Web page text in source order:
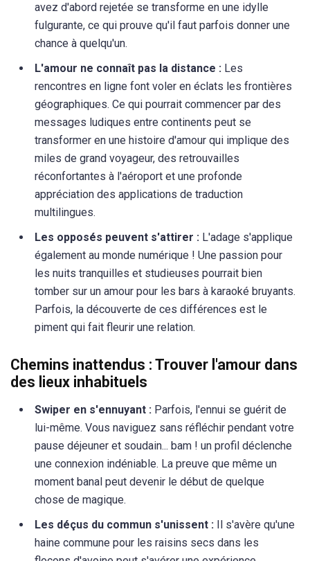
avez d'abord rejetée se transforme en une idylle
fulgurante, ce qui prouve qu'il faut parfois donner une
chance à quelqu'un.
L'amour ne connaît pas la distance : Les
rencontres en ligne font voler en éclats les frontières
géographiques. Ce qui pourrait commencer par des
messages ludiques entre continents peut se
transformer en une histoire d'amour qui implique des
miles de grand voyageur, des retrouvailles
réconfortantes à l'aéroport et une profonde
appréciation des applications de traduction
multilingues.
Les opposés peuvent s'attirer : L'adage s'applique
également au monde numérique ! Une passion pour
les nuits tranquilles et studieuses pourrait bien
tomber sur un amour pour les bars à karaoké bruyants.
Parfois, la découverte de ces différences est le
piment qui fait fleurir une relation.
Chemins inattendus : Trouver l'amour dans
des lieux inhabituels
Swiper en s'ennuyant : Parfois, l'ennui se guérit de
lui-même. Vous naviguez sans réfléchir pendant votre
pause déjeuner et soudain... bam ! un profil déclenche
une connexion indéniable. La preuve que même un
moment banal peut devenir le début de quelque
chose de magique.
Les déçus du commun s'unissent : Il s'avère qu'une
haine commune pour les raisins secs dans les